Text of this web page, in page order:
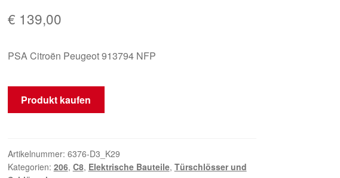
€ 139,00
PSA Citroën Peugeot 913794 NFP
Produkt kaufen
Artikelnummer: 6376-D3_K29
Kategorien: 206, C8, Elektrische Bauteile, Türschlösser und